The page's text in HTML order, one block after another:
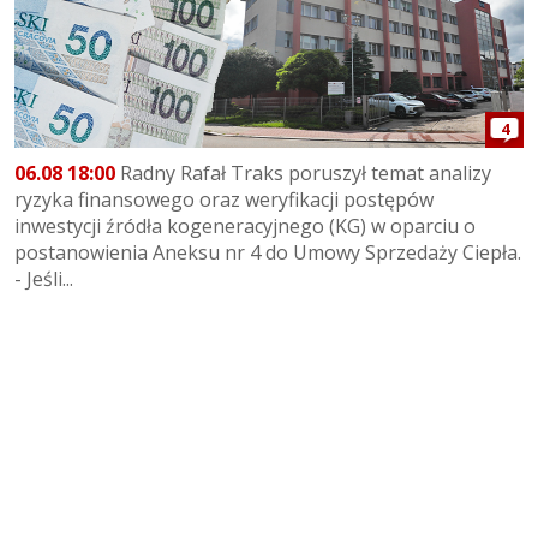
4
06.08 18:00 Radny Rafał Traks poruszył temat analizy
ryzyka finansowego oraz weryfikacji postępów
inwestycji źródła kogeneracyjnego (KG) w oparciu o
postanowienia Aneksu nr 4 do Umowy Sprzedaży Ciepła.
- Jeśli...